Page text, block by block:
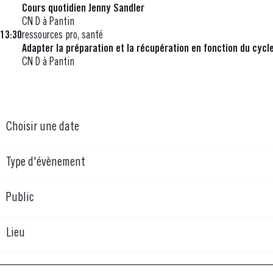
Cours quotidien Jenny Sandler
CN D à Pantin
13:30ressources pro, santé
Adapter la préparation et la récupération en fonction du
CN D à Pantin
Choisir une date
Type d'évènement
Public
Lieu